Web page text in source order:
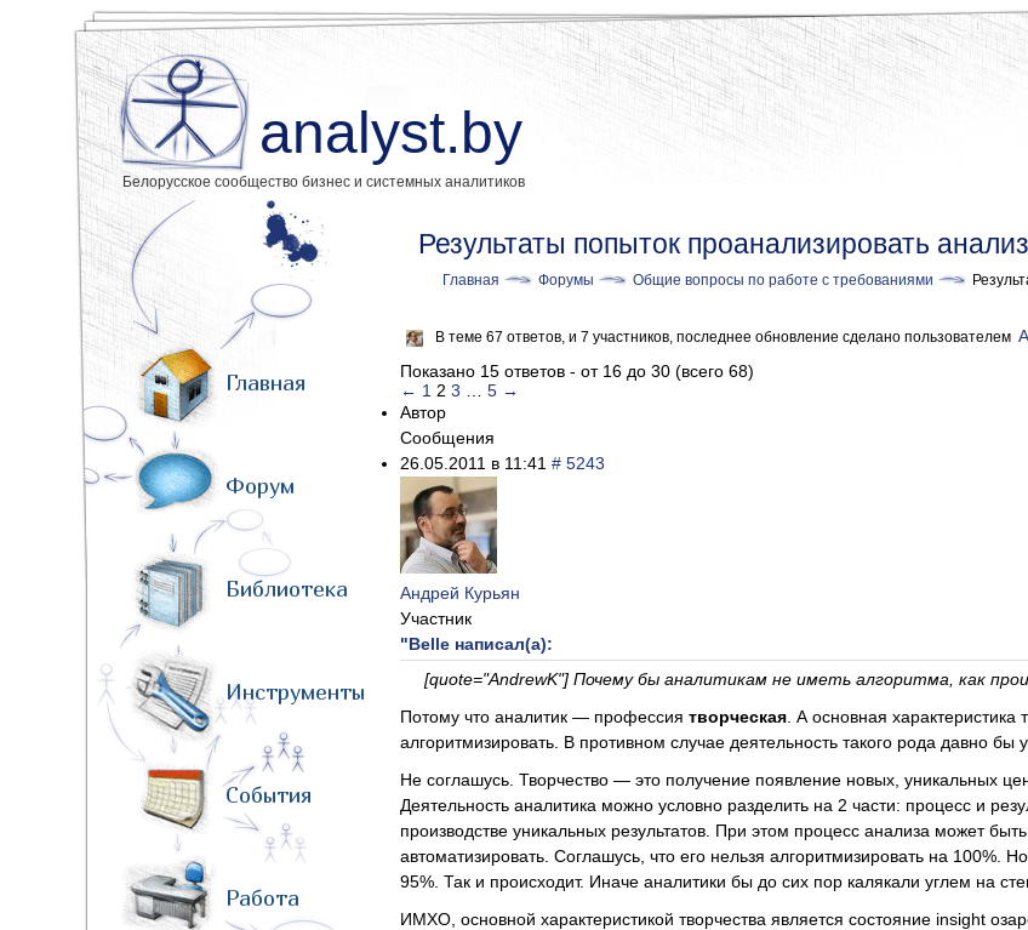
analyst.by
Белорусское сообщество бизнес и системных аналитиков
Главная
Форум
Библиотека
Инструменты
События
Работа
Результаты попыток проанализировать
Главная Форумы Общие вопросы по работе с требованиями
В теме 67 ответов, и 7 участников, последнее обновление сделано пользователем
Показано 15 ответов - от 16 до 30 (всего 68)
← 1 2 3 5 →
Автор
Сообщения
26.05.2011 в 11:41 # 5243
Андрей Курьян
Участник
"Belle написал(а):
[quote="AndrewK"] Почему бы аналитикам не иметь алгоритма, как
Потому что аналитик — профессия творческая . А основная
алгоритмизировать. В противном случае деятельность такого рода давно
Не соглашусь. Творчество — это получение появление новых, уникальных
Деятельность аналитика можно условно разделить на 2 части: процесс и
производстве уникальных результатов. При этом процесс анализа может
автоматизировать. Соглашусь, что его нельзя алгоритмизировать на 100%.
95%. Так и происходит. Иначе аналитики бы до сих пор калякали углем на
ИМХО, основной характеристикой творчества является состояние insight